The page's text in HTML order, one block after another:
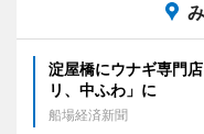
淀屋橋にウナギ専門
リ、中ふわ」に
船場経済新聞